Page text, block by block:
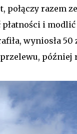
połączy razem
i modlić
wyniosła 50
przelewu,